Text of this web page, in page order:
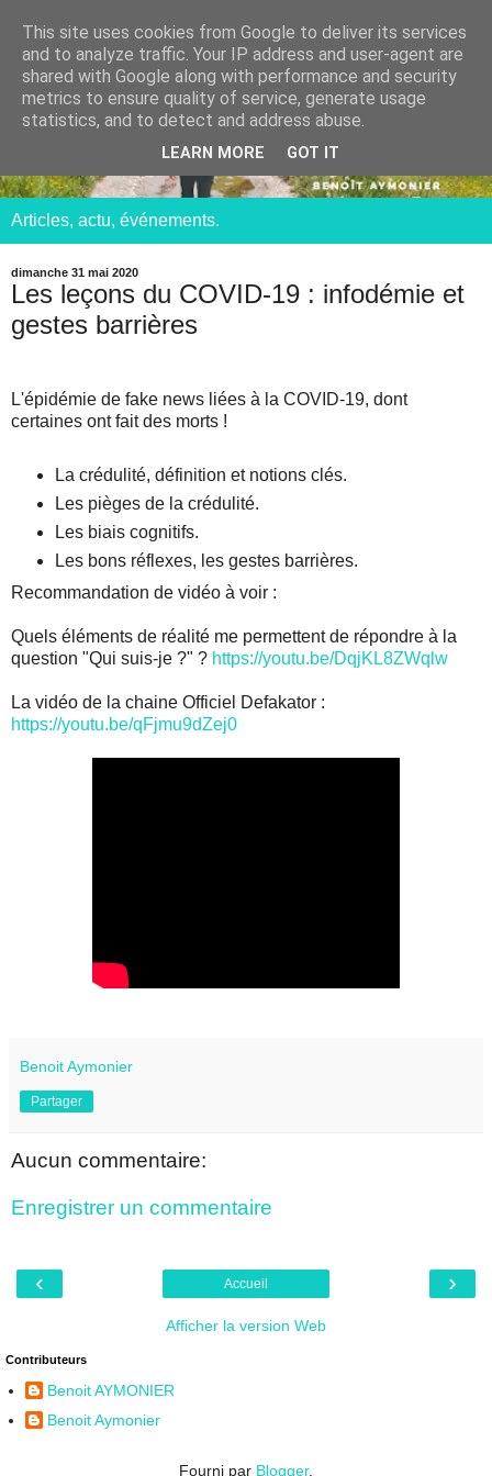
Articles, actu, événements.
dimanche 31 mai 2020
Les leçons du COVID-19 : infodémie et
gestes barrières
L'épidémie de fake news liées à la COVID-19, dont
certaines ont fait des morts !
La crédulité, définition et notions clés.
Les pièges de la crédulité.
Les biais cognitifs.
Les bons réflexes, les gestes barrières.
Recommandation de vidéo à voir :
Quels éléments de réalité me permettent de répondre à la
question "Qui suis-je ?" ? https://youtu.be/DqjKL8ZWqlw
La vidéo de la chaine Officiel Defakator :
https://youtu.be/qFjmu9dZej0
Benoit Aymonier
Partager
Aucun commentaire:
Enregistrer un commentaire
‹ ›
Accueil
Afficher la version Web
Contributeurs
Benoit AYMONIER
Benoit Aymonier
Fourni par Blogger.
This site uses cookies from Google to deliver its services
and to analyze traffic. Your IP address and user-agent are
shared with Google along with performance and security
metrics to ensure quality of service, generate usage
statistics, and to detect and address abuse.
LEARN MORE GOT IT